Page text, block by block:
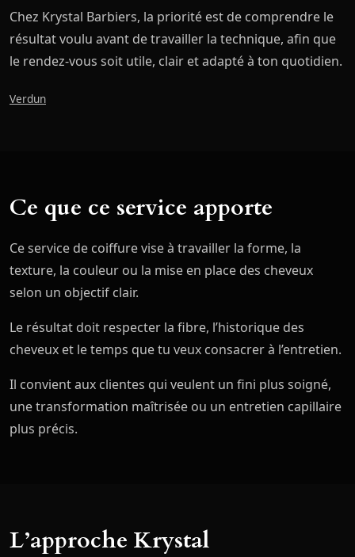
Chez Krystal Barbiers, la priorité est de comprendre le
résultat voulu avant de travailler la technique, afin que
le rendez-vous soit utile, clair et adapté à ton quotidien.
Verdun
Ce que ce service apporte
Ce service de coiffure vise à travailler la forme, la
texture, la couleur ou la mise en place des cheveux
selon un objectif clair.
Le résultat doit respecter la fibre, l’historique des
cheveux et le temps que tu veux consacrer à l’entretien.
Il convient aux clientes qui veulent un fini plus soigné,
une transformation maîtrisée ou un entretien capillaire
plus précis.
L’approche Krystal